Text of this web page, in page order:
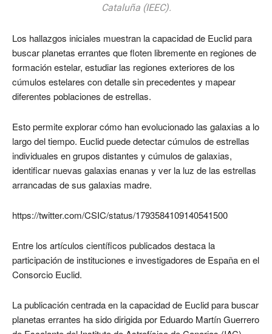
Cataluña (IEEC).
Los hallazgos iniciales muestran la capacidad de Euclid para
buscar planetas errantes que floten libremente en regiones de
formación estelar, estudiar las regiones exteriores de los
cúmulos estelares con detalle sin precedentes y mapear
diferentes poblaciones de estrellas.
Esto permite explorar cómo han evolucionado las galaxias a lo
largo del tiempo. Euclid puede detectar cúmulos de estrellas
individuales en grupos distantes y cúmulos de galaxias,
identificar nuevas galaxias enanas y ver la luz de las estrellas
arrancadas de sus galaxias madre.
https://twitter.com/CSIC/status/1793584109140541500
Entre los artículos científicos publicados destaca la
participación de instituciones e investigadores de España en el
Consorcio Euclid.
La publicación centrada en la capacidad de Euclid para buscar
planetas errantes ha sido dirigida por Eduardo Martín Guerrero